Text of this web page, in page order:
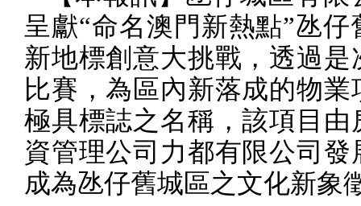
呈獻“命名澳門新熱點”氹仔
新地標創意大挑戰，透過是
比賽，為區內新落成的物業
極具標誌之名稱，該項目由
資管理公司力都有限公司發
成為氹仔舊城區之文化新象